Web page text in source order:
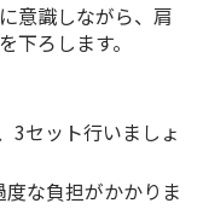
意識しながら、肩
下ろします。
3セット行いましょ
な負担がかかりま